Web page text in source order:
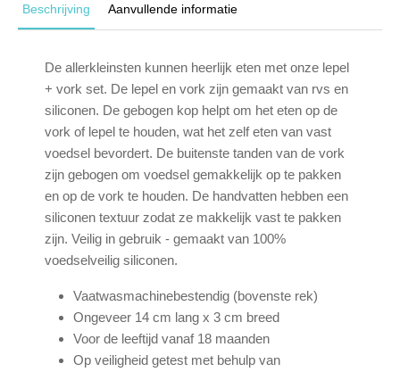
Beschrijving Aanvullende informatie
De allerkleinsten kunnen heerlijk eten met onze lepel
+ vork set. De lepel en vork zijn gemaakt van rvs en
siliconen. De gebogen kop helpt om het eten op de
vork of lepel te houden, wat het zelf eten van vast
voedsel bevordert. De buitenste tanden van de vork
zijn gebogen om voedsel gemakkelijk op te pakken
en op de vork te houden. De handvatten hebben een
siliconen textuur zodat ze makkelijk vast te pakken
zijn. Veilig in gebruik - gemaakt van 100%
voedselveilig siliconen.
Vaatwasmachinebestendig (bovenste rek)
Ongeveer 14 cm lang x 3 cm breed
Voor de leeftijd vanaf 18 maanden
Op veiligheid getest met behulp van